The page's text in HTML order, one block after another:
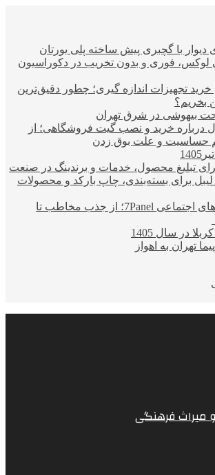
دیوار با گچبری پیش ساخته پلی یورتان
لوکس، فوری و بدون تخریب در دکوراسیون
خرید تجهیزات اندازه گیری؛ چطور دقیق‌ترین
بخریم؟
بیهوشی در شرق تهران
درباره خرید و نصب گیت فروشگاهی؛ از
حساسیت و علت بوق زدن
تبلیغ محصول، خدمات و برندینگ در صنعت
لیبل برای بسته‌بندی، چاپ بارکد و محصولات
خدمات شبکه‌های اجتماعی 7Panel؛ از جذب مخاطب تا
در سال 1405
تهران به اهواز
فرهنگی